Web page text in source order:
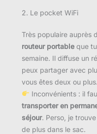
2. Le pocket WiFi
Très populaire auprès
routeur portable que
semaine. Il diffuse un
peux partager avec
vous êtes deux ou plus.
Inconvénients : il
transporter en
séjour. Perso, je
de plus dans le sac.